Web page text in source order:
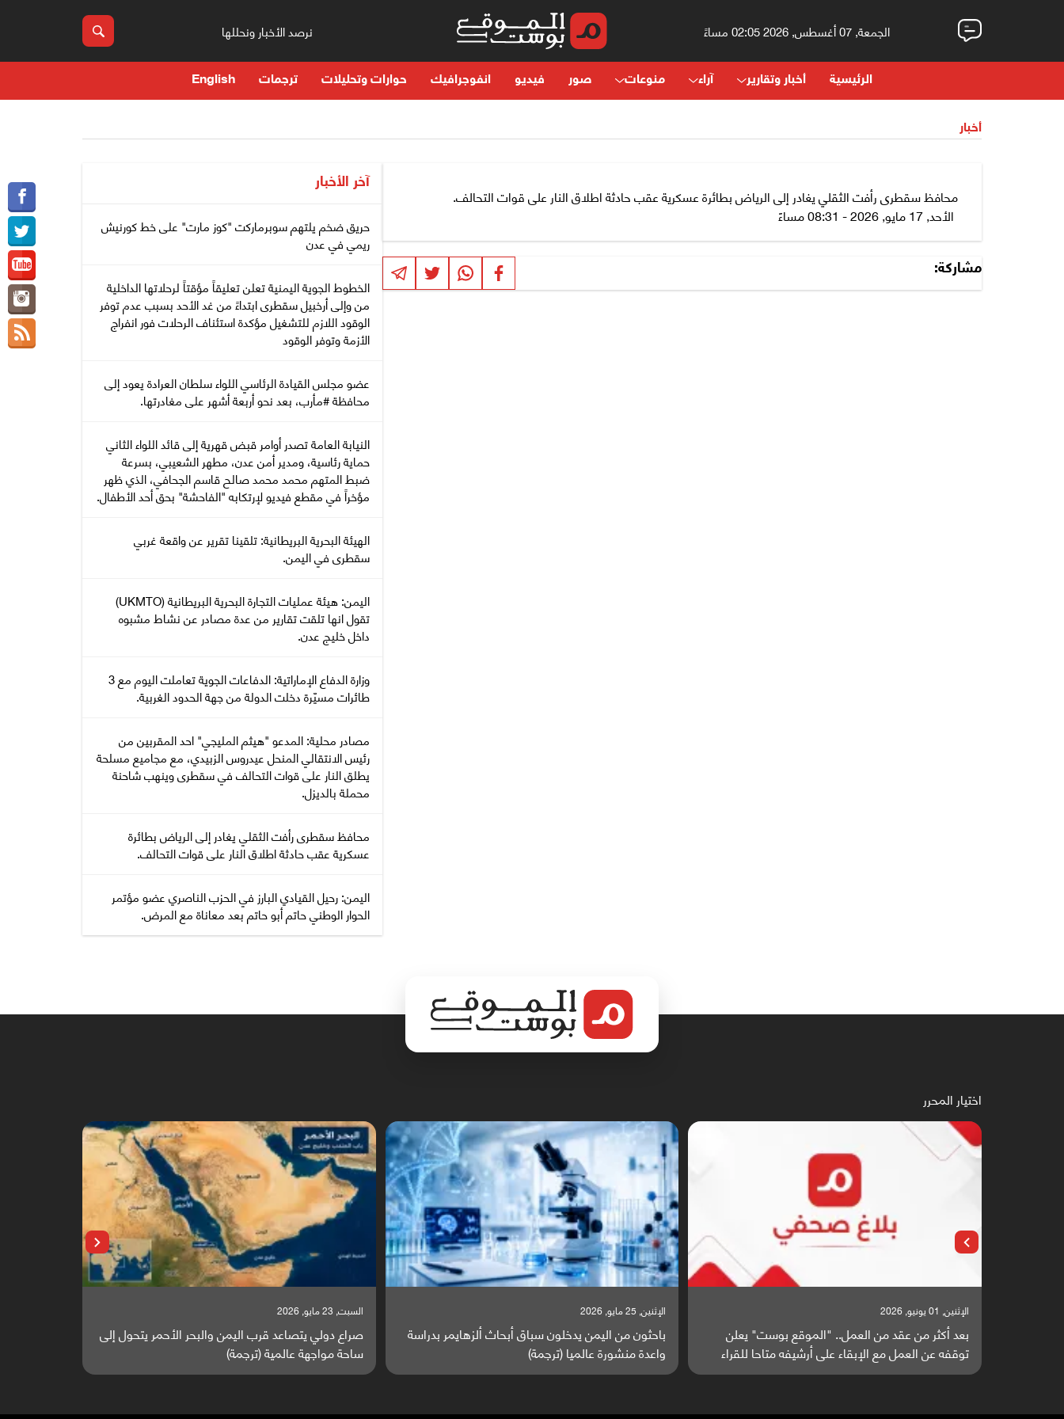
الجمعة, 07 أغسطس, 2026 02:05 مساءً نرصد الأخبار ونحللها
الرئيسية أخبار وتقارير آراء منوعات صور فيديو انفوجرافيك حوارات وتحليلات ترجمات English
أخبار
محافظ سقطرى رأفت الثقلي يغادر إلى الرياض بطائرة عسكرية عقب حادثة اطلاق النار على قوات التحالف.
الأحد, 17 مايو, 2026 - 08:31 مساءً
مشاركة:
آخر الأخبار
حريق ضخم يلتهم سوبرماركت "كوز مارت" على خط كورنيش
ريمي في عدن
الخطوط الجوية اليمنية تعلن تعليقاً مؤقتاً لرحلاتها الداخلية
من وإلى أرخبيل سقطرى ابتداءً من غد الأحد بسبب عدم توفر
الوقود اللازم للتشغيل مؤكدة استئناف الرحلات فور انفراج
الأزمة وتوفر الوقود
عضو مجلس القيادة الرئاسي اللواء سلطان العرادة يعود إلى
محافظة #مأرب، بعد نحو أربعة أشهر على مغادرتها.
النيابة العامة تصدر أوامر قبض قهرية إلى قائد اللواء الثاني
حماية رئاسية، ومدير أمن عدن، مطهر الشعيبي، بسرعة
ضبط المتهم محمد محمد صالح قاسم الجحافي، الذي ظهر
مؤخراً في مقطع فيديو لإرتكابه "الفاحشة" بحق أحد الأطفال.
‏الهيئة البحرية البريطانية: تلقينا تقرير عن واقعة غربي
سقطرى في اليمن.
اليمن: هيئة عمليات التجارة البحرية البريطانية (UKMTO)
تقول انها تلقت تقارير من عدة مصادر عن نشاط مشبوه
داخل خليج عدن.
وزارة الدفاع الإماراتية: الدفاعات الجوية تعاملت اليوم مع 3
طائرات مسيّرة دخلت الدولة من جهة الحدود الغربية.
مصادر محلية: المدعو "هيثم المليجي" احد المقربين من
رئيس الانتقالي المنحل عيدروس الزبيدي، مع مجاميع مسلحة
يطلق النار على قوات التحالف في سقطرى وينهب شاحنة
محملة بالديزل.
محافظ سقطرى رأفت الثقلي يغادر إلى الرياض بطائرة
عسكرية عقب حادثة اطلاق النار على قوات التحالف.
اليمن: رحيل القيادي البارز في الحزب الناصري عضو مؤتمر
الحوار الوطني حاتم أبو حاتم بعد معاناة مع المرض.
اختيار المحرر
الإثنين, 01 يونيو, 2026
بعد أكثر من عقد من العمل.. "الموقع بوست" يعلن
توقفه عن العمل مع الإبقاء على أرشيفه متاحا للقراء
الإثنين, 25 مايو, 2026
باحثون من اليمن يدخلون سباق أبحاث ألزهايمر بدراسة
واعدة منشورة عالميا (ترجمة)
السبت, 23 مايو, 2026
صراع دولي يتصاعد قرب اليمن والبحر الأحمر يتحول إلى
ساحة مواجهة عالمية (ترجمة)